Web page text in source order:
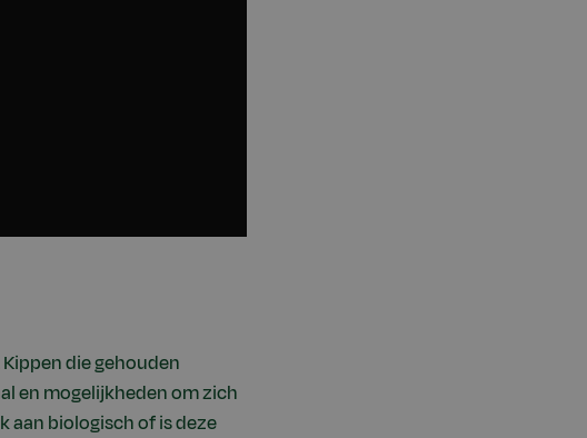
die gehouden
en mogelijkheden om zich
aan biologisch of is deze